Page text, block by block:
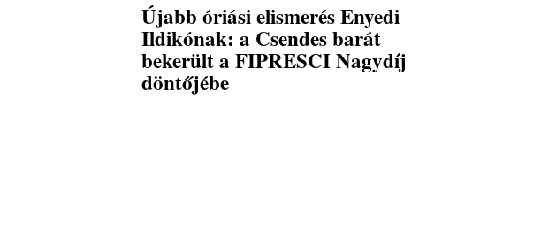
Újabb óriási elismerés Enyedi
Ildikónak: a Csendes barát
bekerült a FIPRESCI Nagydíj
döntőjébe